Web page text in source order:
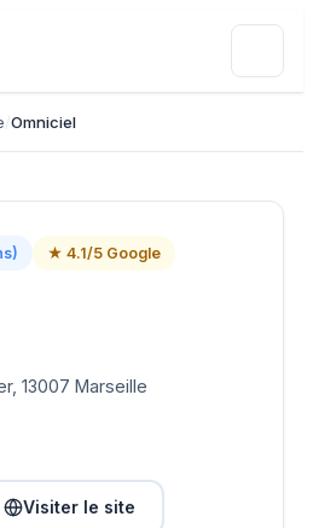
Omniciel
★ 4.1/5 Google
13007 Marseille
Visiter le site